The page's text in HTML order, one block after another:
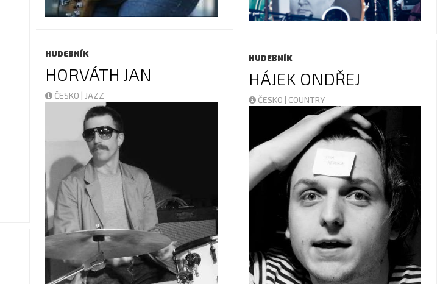
HUDEBNÍK
HORVÁTH JAN
ČESKO | JAZZ
HUDEBNÍK
HÁJEK ONDŘEJ
ČESKO | COUNTRY